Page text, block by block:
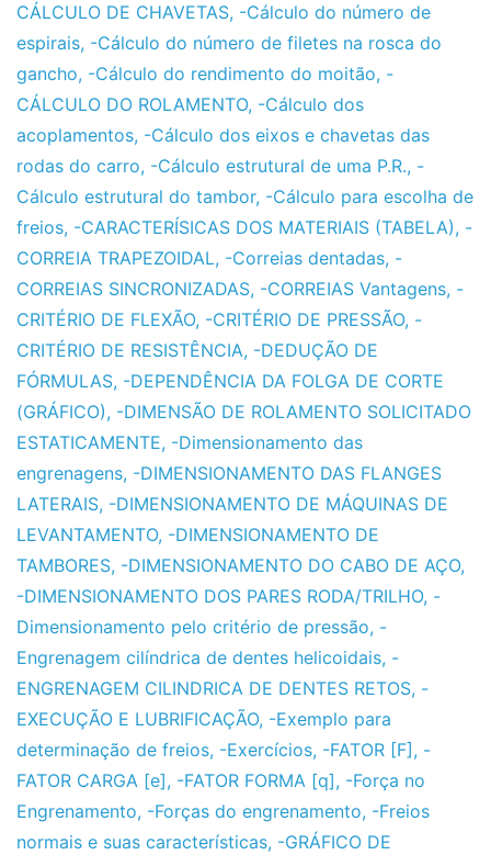
CÁLCULO DE CHAVETAS, -Cálculo do número de
espirais, -Cálculo do número de filetes na rosca do
gancho, -Cálculo do rendimento do moitão, -
CÁLCULO DO ROLAMENTO, -Cálculo dos
acoplamentos, -Cálculo dos eixos e chavetas das
rodas do carro, -Cálculo estrutural de uma P.R., -
Cálculo estrutural do tambor, -Cálculo para escolha de
freios, -CARACTERÍSICAS DOS MATERIAIS (TABELA), -
CORREIA TRAPEZOIDAL, -Correias dentadas, -
CORREIAS SINCRONIZADAS, -CORREIAS Vantagens, -
CRITÉRIO DE FLEXÃO, -CRITÉRIO DE PRESSÃO, -
CRITÉRIO DE RESISTÊNCIA, -DEDUÇÃO DE
FÓRMULAS, -DEPENDÊNCIA DA FOLGA DE CORTE
(GRÁFICO), -DIMENSÃO DE ROLAMENTO SOLICITADO
ESTATICAMENTE, -Dimensionamento das
engrenagens, -DIMENSIONAMENTO DAS FLANGES
LATERAIS, -DIMENSIONAMENTO DE MÁQUINAS DE
LEVANTAMENTO, -DIMENSIONAMENTO DE
TAMBORES, -DIMENSIONAMENTO DO CABO DE AÇO,
-DIMENSIONAMENTO DOS PARES RODA/TRILHO, -
Dimensionamento pelo critério de pressão, -
Engrenagem cilíndrica de dentes helicoidais, -
ENGRENAGEM CILINDRICA DE DENTES RETOS, -
EXECUÇÃO E LUBRIFICAÇÃO, -Exemplo para
determinação de freios, -Exercícios, -FATOR [F] , -
FATOR CARGA [e], -FATOR FORMA [q], -Força no
Engrenamento, -Forças do engrenamento, -Freios
normais e suas características, -GRÁFICO DE